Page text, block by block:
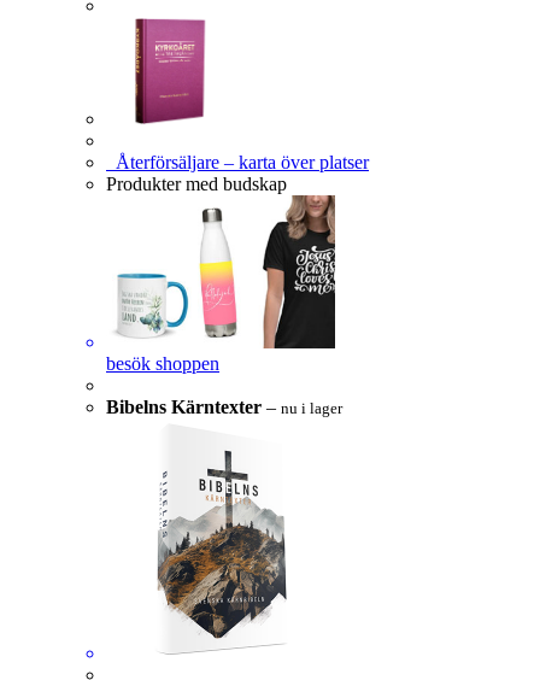
Återförsäljare – karta över platser
Produkter med budskap
besök shoppen
Bibelns Kärntexter – nu i lager